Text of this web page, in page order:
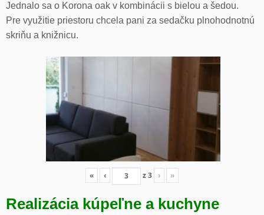
Jednalo sa o Korona oak v kombinácii s bielou a šedou.
Pre využitie priestoru chcela pani za sedačku plnohodnotnú
skriňu a knižnicu.
« ‹ z3 › »
Realizácia kúpeľne a kuchyne